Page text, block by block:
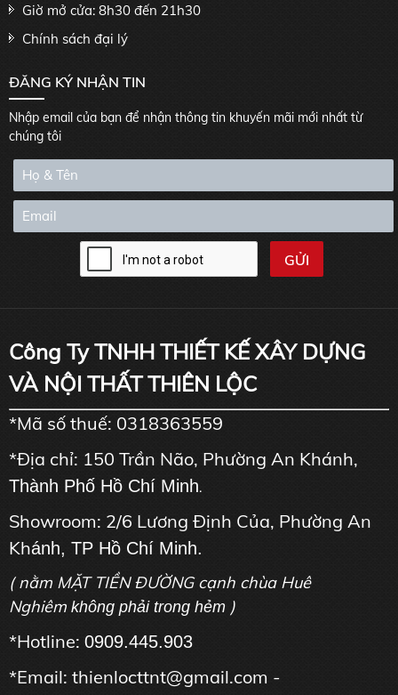
Giờ mở cửa: 8h30 đến 21h30
Chính sách đại lý
ĐĂNG KÝ NHẬN TIN
Nhập email của bạn để nhận thông tin khuyến mãi mới nhất từ
chúng tôi
Công Ty TNHH THIẾT KẾ XÂY DỰNG
VÀ NỘI THẤT THIÊN LỘC
*Mã số thuế: 0318363559
*Địa chỉ: 150 Trần Não, Phường An Khánh,
Thành Phố Hồ Chí Minh.
Showroom: 2/6 Lương Định Của, Phường An
Khánh, TP Hồ Chí Minh.
( nằm MẶT TIỀN ĐƯỜNG cạnh chùa Huê
Nghiêm không phải trong hẻm )
*Hotline: 0909.445.903
*Email: thienlocttnt@gmail.com -